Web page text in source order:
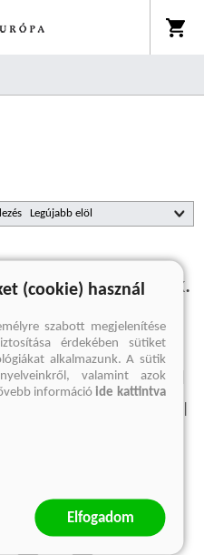
termékünk.
felmondási nyilatkozat
(cookie) használ
szabott megjelenítése
érdekében sütiket
alkalmazunk. A sütik
valamint azok
információide kattintva
Elfogadom